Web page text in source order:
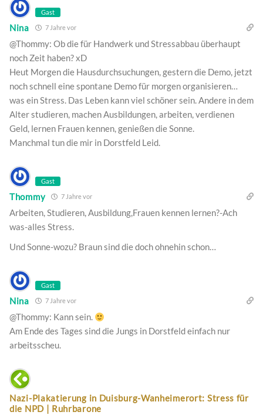
Gast
Nina 7 Jahre vor
@Thommy: Ob die für Handwerk und Stressabbau überhaupt
noch Zeit haben? xD
Heut Morgen die Hausdurchsuchungen, gestern die Demo, jetzt
noch schnell eine spontane Demo für morgen organisieren…
was ein Stress. Das Leben kann viel schöner sein. Andere in dem
Alter studieren, machen Ausbildungen, arbeiten, verdienen
Geld, lernen Frauen kennen, genießen die Sonne.
Manchmal tun die mir in Dorstfeld Leid.
Gast
Thommy 7 Jahre vor
Arbeiten, Studieren, Ausbildung,Frauen kennen lernen?-Ach
was-alles Stress.
Und Sonne-wozu? Braun sind die doch ohnehin schon…
Gast
Nina 7 Jahre vor
@Thommy: Kann sein.
Am Ende des Tages sind die Jungs in Dorstfeld einfach nur
arbeitsscheu.
Nazi-Plakatierung in Duisburg-Wanheimerort: Stress für
die NPD | Ruhrbarone